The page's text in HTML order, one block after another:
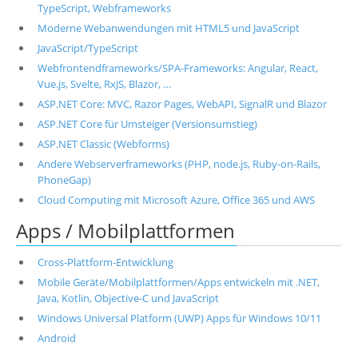
TypeScript, Webframeworks
Moderne Webanwendungen mit HTML5 und JavaScript
JavaScript/TypeScript
Webfrontendframeworks/SPA-Frameworks: Angular, React,
Vue.js, Svelte, RxJS, Blazor, …
ASP.NET Core: MVC, Razor Pages, WebAPI, SignalR und Blazor
ASP.NET Core für Umsteiger (Versionsumstieg)
ASP.NET Classic (Webforms)
Andere Webserverframeworks (PHP, node.js, Ruby-on-Rails,
PhoneGap)
Cloud Computing mit Microsoft Azure, Office 365 und AWS
Apps / Mobilplattformen
Cross-Plattform-Entwicklung
Mobile Geräte/Mobilplattformen/Apps entwickeln mit .NET,
Java, Kotlin, Objective-C und JavaScript
Windows Universal Platform (UWP) Apps für Windows 10/11
Android